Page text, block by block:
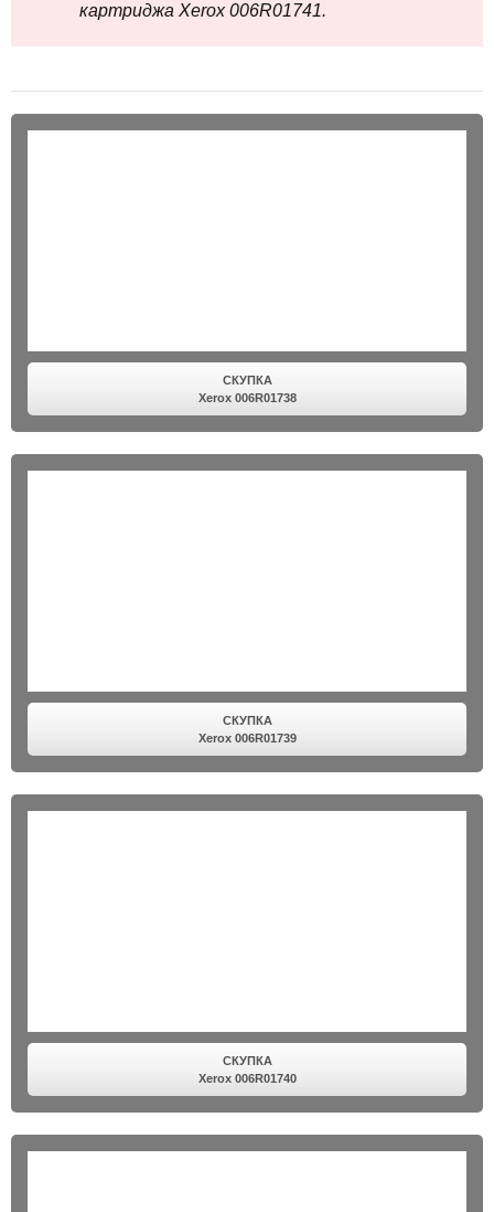
картриджа Xerox 006R01741.
СКУПКА
Xerox 006R01738
СКУПКА
Xerox 006R01739
СКУПКА
Xerox 006R01740